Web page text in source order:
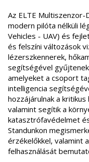
Az ELTE
modern pilóta nélküli
Vehicles - UAV) és
és felszíni változások
lézerszkennerek,
segítségével
amelyeket a csoport
intelligencia
hozzájárulnak a
valamint segítik a
katasztrófavédelmet
Standunkon
érzékelőkkel, valamint
felhasználását